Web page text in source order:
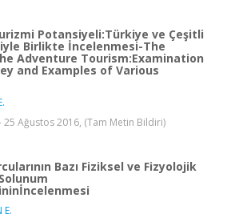
Potansiyeli:Türkiye ve Çeşitli
Birlikte İncelenmesi-The
Adventure Tourism:Examination
and Examples of Various
25 Ağustos 2016, (Tam Metin Bildiri)
Bazı Fiziksel ve Fizyolojik
E.